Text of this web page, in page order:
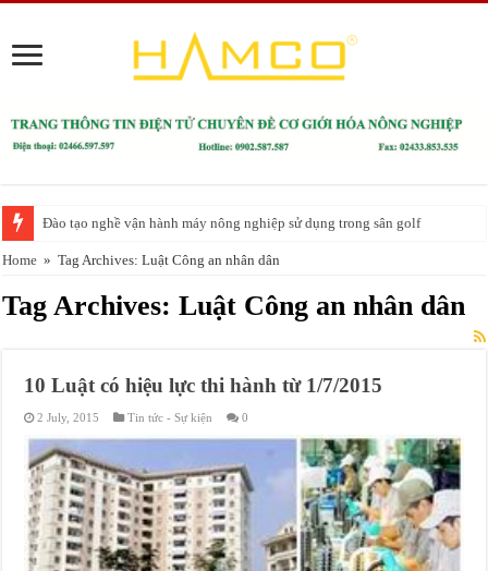
Đào tạo nghề vận hành máy nông nghiệp sử dụng trong sân golf
Home » Tag Archives: Luật Công an nhân dân
Tag Archives:Luật Công an nhân dân
10 Luật có hiệu lực thi hành từ 1/7/2015
2 July, 2015 Tin tức - Sự kiện 0